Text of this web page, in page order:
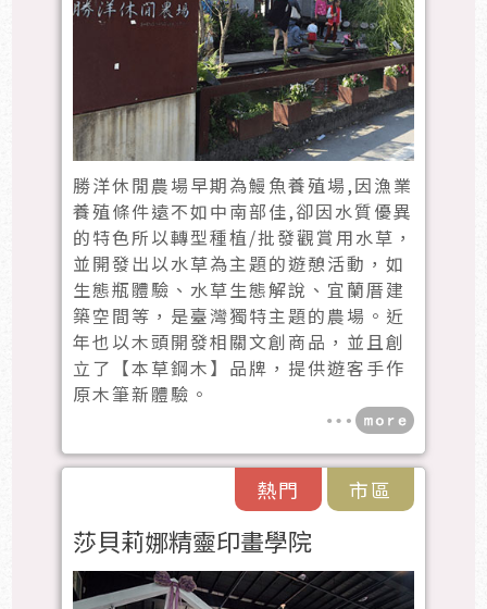
勝洋休閒農場早期為鰻魚養殖場,因漁業
養殖條件遠不如中南部佳,卻因水質優異
的特色所以轉型種植/批發觀賞用水草，
並開發出以水草為主題的遊憩活動，如
生態瓶體驗、水草生態解說、宜蘭厝建
築空間等，是臺灣獨特主題的農場。近
年也以木頭開發相關文創商品，並且創
立了【本草鋼木】品牌，提供遊客手作
原木筆新體驗。
市區
熱門
莎貝莉娜精靈印畫學院